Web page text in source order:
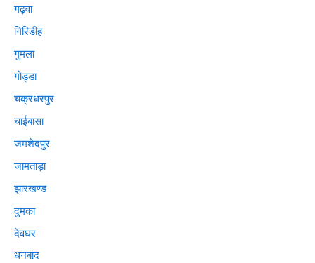
गढ़वा
गिरिडीह
गुमला
गोड्डा
चक्रधरपुर
चाईबासा
जमशेदपुर
जामताड़ा
झारखण्ड
दुमका
देवघर
धनबाद